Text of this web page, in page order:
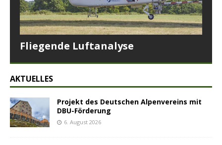
Fliegende Luftanalyse
AKTUELLES
Projekt des Deutschen Alpenvereins mit
DBU-Förderung
6. August 2026